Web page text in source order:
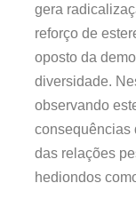
gera
reforço de
oposto da
diversidade.
observando
consequências
das relações
hediondos